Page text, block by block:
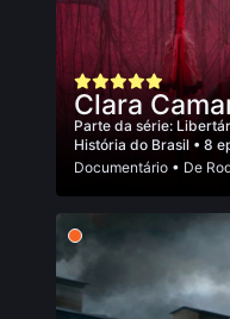
Clara
Parte da série:
História do Brasil • 8
Documentário • De